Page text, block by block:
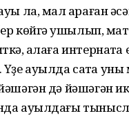
ла, мал ҡараған
көйгә ҡушылып,
ҡалаға
ауылда саҡта уны
дә йәшәгән
ауылдағы